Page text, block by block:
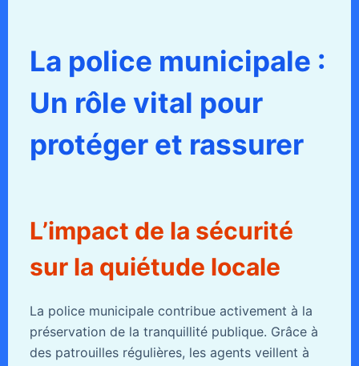
La police municipale :
Un rôle vital pour
protéger et rassurer
L’impact de la sécurité
sur la quiétude locale
La police municipale contribue activement à la
préservation de la tranquillité publique. Grâce à
des patrouilles régulières, les agents veillent à